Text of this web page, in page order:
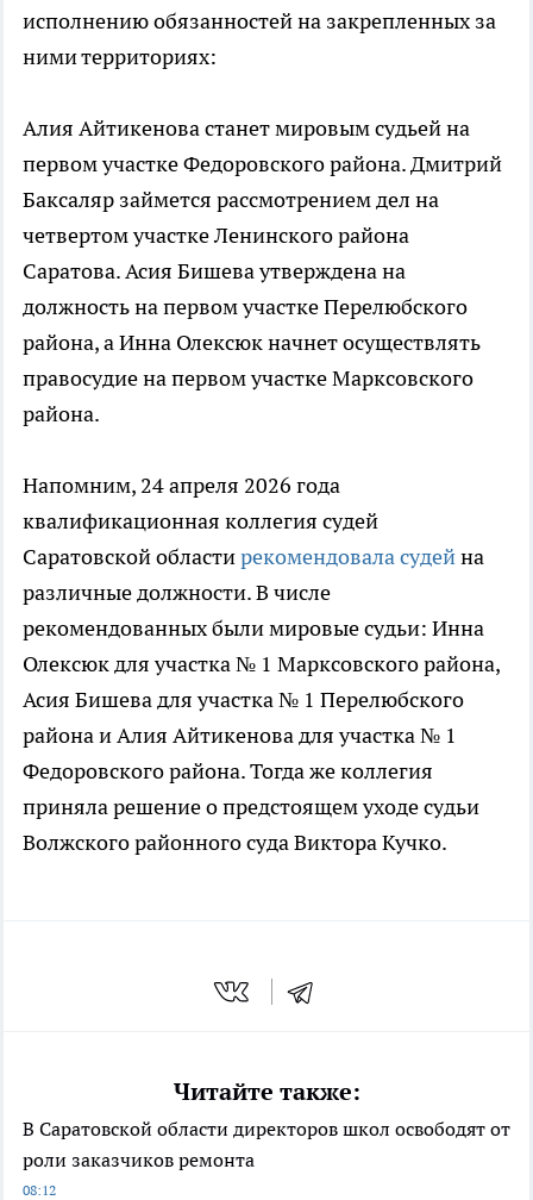
исполнению обязанностей на закрепленных за
ними территориях:
Алия Айтикенова станет мировым судьей на
первом участке Федоровского района. Дмитрий
Баксаляр займется рассмотрением дел на
четвертом участке Ленинского района
Саратова. Асия Бишева утверждена на
должность на первом участке Перелюбского
района, а Инна Олексюк начнет осуществлять
правосудие на первом участке Марксовского
района.
Напомним, 24 апреля 2026 года
квалификационная коллегия судей
Саратовской областирекомендовала судейна
различные должности. В числе
рекомендованных были мировые судьи: Инна
Олексюк для участка № 1 Марксовского района,
Асия Бишева для участка № 1 Перелюбского
района и Алия Айтикенова для участка № 1
Федоровского района. Тогда же коллегия
приняла решение о предстоящем уходе судьи
Волжского районного суда Виктора Кучко.
Читайте также:
В Саратовской области директоров школ освободят от
роли заказчиков ремонта
08:12